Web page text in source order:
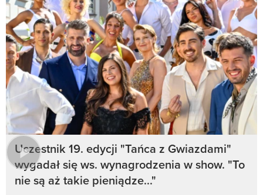
Uczestnik 19. edycji "Tańca z Gwiazdami"
wygadał się ws. wynagrodzenia w show. "To
nie są aż takie pieniądze..."